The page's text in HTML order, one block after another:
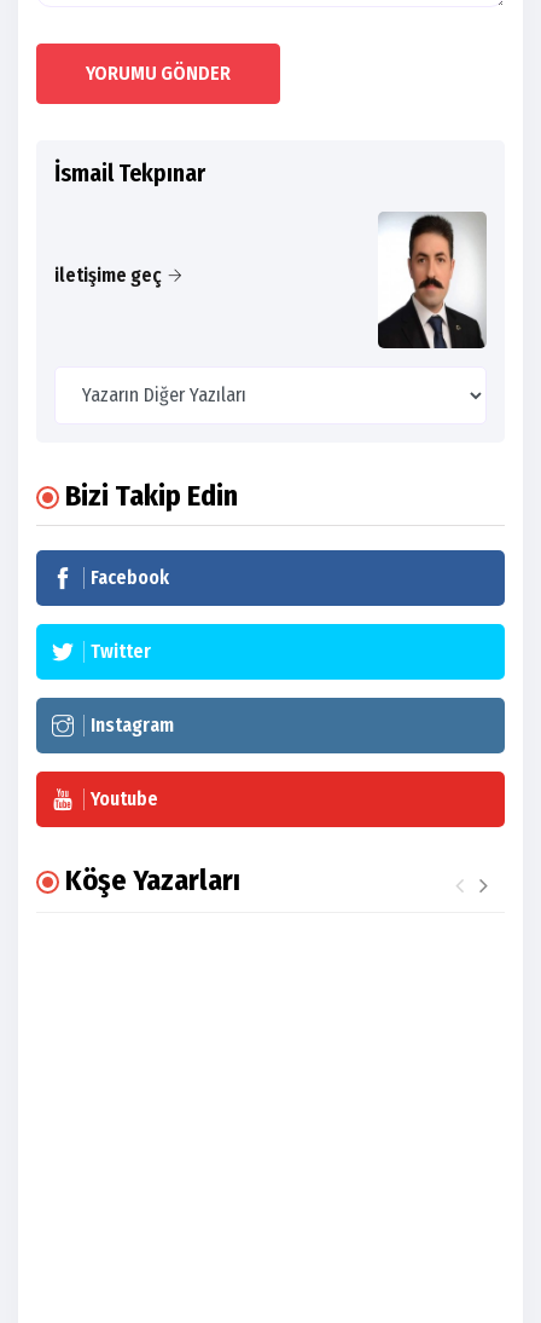
YORUMU GÖNDER
İsmail Tekpınar
iletişime geç
Bizi Takip Edin
Facebook
Twitter
Instagram
Youtube
Köşe Yazarları